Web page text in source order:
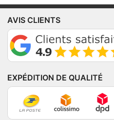
AVIS CLIENTS
EXPÉDITION DE QUALITÉ